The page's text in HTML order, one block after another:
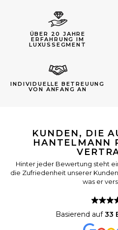
ÜBER 20 JAHRE
ERFAHRUNG IM
LUXUSSEGMENT
INDIVIDUELLE BETREUUNG
VON ANFANG AN
KUNDEN, DIE
HANTELMANN
Hinter jeder Bewertung steht
die Zufriedenheit unserer
was er
Basierend auf33